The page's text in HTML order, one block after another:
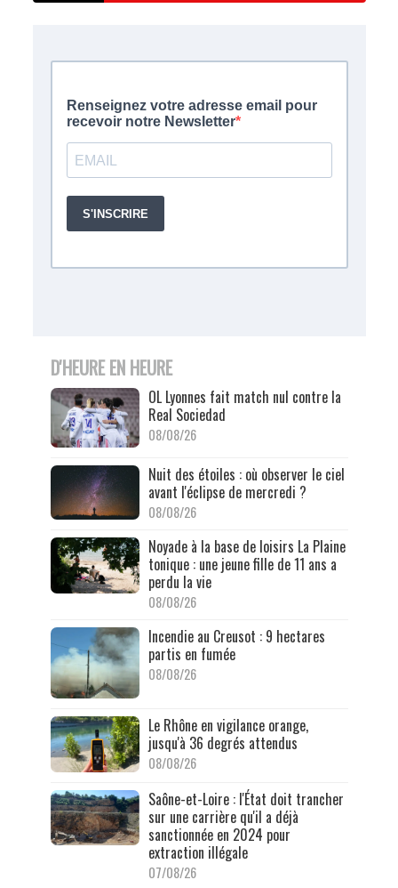
D'HEURE EN HEURE
OL Lyonnes fait match nul contre la
Real Sociedad
08/08/26
Nuit des étoiles : où observer le ciel
avant l'éclipse de mercredi ?
08/08/26
Noyade à la base de loisirs La Plaine
tonique : une jeune fille de 11 ans a
perdu la vie
08/08/26
Incendie au Creusot : 9 hectares
partis en fumée
08/08/26
Le Rhône en vigilance orange,
jusqu'à 36 degrés attendus
08/08/26
Saône-et-Loire : l'État doit trancher
sur une carrière qu'il a déjà
sanctionnée en 2024 pour
extraction illégale
07/08/26